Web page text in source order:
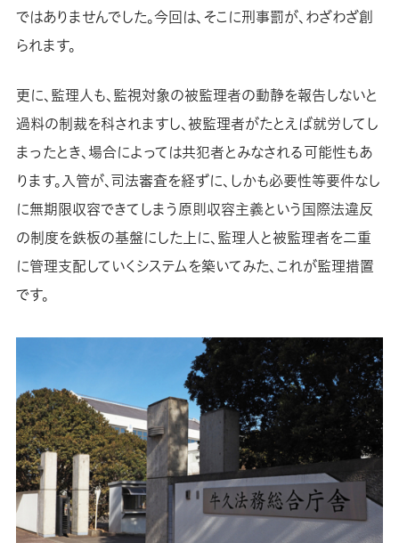
ではありませんでした。今回は、そこに刑事罰が、わざわざ創
られます。
更に、監理人も、監視対象の被監理者の動静を報告しないと
過料の制裁を科されますし、被監理者がたとえば就労してし
まったとき、場合によっては共犯者とみなされる可能性もあ
ります。入管が、司法審査を経ずに、しかも必要性等要件なし
に無期限収容できてしまう原則収容主義という国際法違反
の制度を鉄板の基盤にした上に、監理人と被監理者を二重
に管理支配していくシステムを築いてみた、これが監理措置
です。